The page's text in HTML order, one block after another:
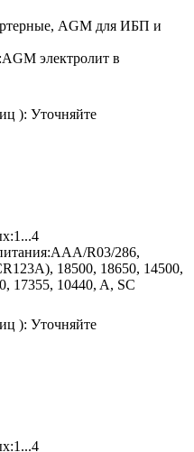
AGM для ИБП и
AGM электролит в
): Уточняйте
1...4
AAA/R03/286,
18500, 18650, 14500,
17355, 10440, A, SC
): Уточняйте
1...4